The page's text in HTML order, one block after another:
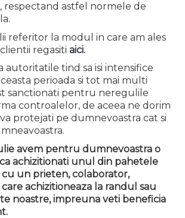
respectand astfel normele de
referitor la modul in care am ales
regasiti aici.
autoritatile tind sa isi intensifice
perioada si tot mai multi
sanctionati pentru neregulile
controalelor, de aceea ne dorim
protejati pe dumnevoastra cat si
avem pentru dumnevoastra o
achizitionati unul din pahetele
cu un prieten, colaborator,
achizitioneaza la randul sau
noastre, impreuna veti beneficia